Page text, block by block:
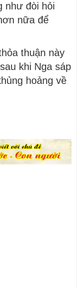
như đòi hỏi
nữa để
thuận này
khi Nga sáp
hoảng về